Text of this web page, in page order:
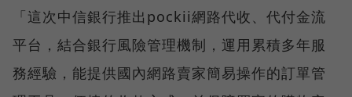
「這次中信銀行推出pockii網路代收、代付金流
平台，結合銀行風險管理機制，運用累積多年服
務經驗，能提供國內網路賣家簡易操作的訂單管